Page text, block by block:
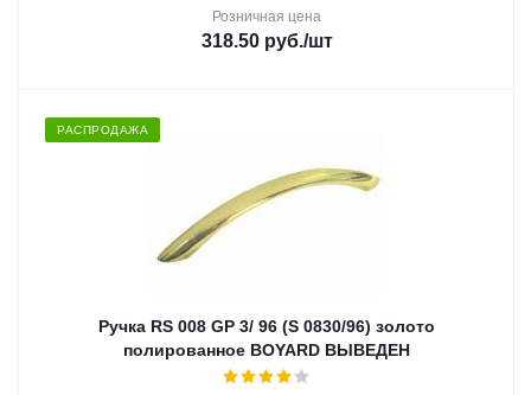
Розничная цена
318.50руб./шт
РАСПРОДАЖА
Ручка RS 008 GP 3/ 96 (S 0830/96) золото
полированное BOYARD ВЫВЕДЕН